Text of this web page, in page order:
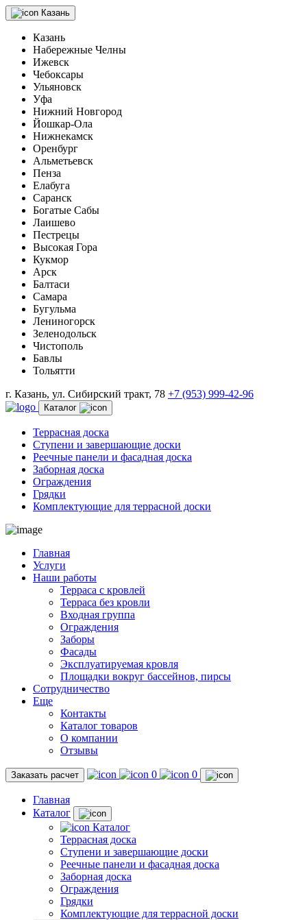
Казань
Казань
Набережные Челны
Ижевск
Чебоксары
Ульяновск
Уфа
Нижний Новгород
Йошкар-Ола
Нижнекамск
Оренбург
Альметьевск
Пенза
Елабуга
Саранск
Богатые Сабы
Лаишево
Пестрецы
Высокая Гора
Кукмор
Арск
Балтаси
Самара
Бугульма
Лениногорск
Зеленодольск
Чистополь
Бавлы
Тольятти
г. Казань, ул. Сибирский тракт, 78 +7 (953) 999-42-96
Каталог
Террасная доска
Ступени и завершающие доски
Реечные панели и фасадная доска
Заборная доска
Ограждения
Грядки
Комплектующие для террасной доски
Главная
Услуги
Наши работы
Терраса с кровлей
Терраса без кровли
Входная группа
Ограждения
Заборы
Фасады
Эксплуатируемая кровля
Площадки вокруг бассейнов, пирсы
Сотрудничество
Еще
Контакты
Каталог товаров
О компании
Отзывы
Заказать расчет 0 0
Главная
Каталог
Каталог
Террасная доска
Ступени и завершающие доски
Реечные панели и фасадная доска
Заборная доска
Ограждения
Грядки
Комплектующие для террасной доски